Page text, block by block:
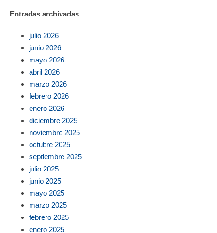
Entradas archivadas
julio 2026
junio 2026
mayo 2026
abril 2026
marzo 2026
febrero 2026
enero 2026
diciembre 2025
noviembre 2025
octubre 2025
septiembre 2025
julio 2025
junio 2025
mayo 2025
marzo 2025
febrero 2025
enero 2025